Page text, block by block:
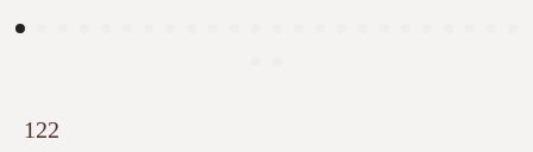
122